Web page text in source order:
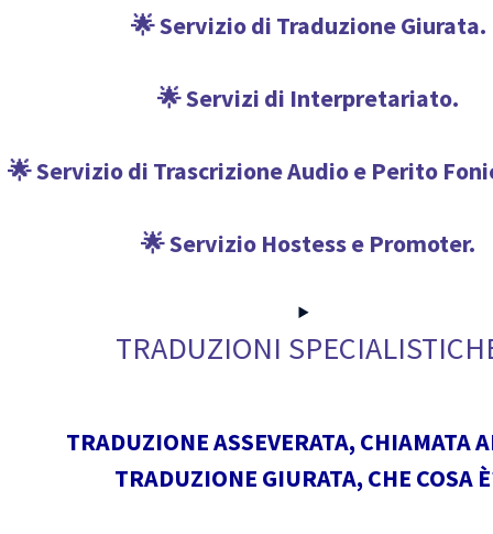
🌟 Servizio di Traduzione Giurata.
🌟 Servizi di Interpretariato.
🌟 Servizio di Trascrizione Audio e Perito
🌟 Servizio Hostess e Promoter.
TRADUZIONI
TRADUZIONE ASSEVERATA, CHIAMATA
TRADUZIONE GIURATA, CHE COSA